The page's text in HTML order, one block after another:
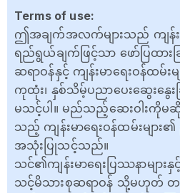
Terms of use:
ဤအချက်အလက်များသည် ကျန်းမ
ရည်ရွယ်ချက်ဖြင့်သာ ဖော်ပြထားခ
ဆရာဝန်နှင့် ကျန်းမာရေးဝန်ထမ်းမျ
ကုထုံး၊ နှစ်သိမ့်ပညာပေးဆွေးနွေးခ
မသင့်ပါ။ မည်သည့်ဆေးဝါးကိုမ
သည့် ကျန်းမာရေးဝန်ထမ်းများ
အသုံးပြုသင့်သည်။
သင်၏ကျန်းမာရေးပြဿနာမျ
သင့်မိသားစုဆရာဝန် သို့မဟုတ် တ